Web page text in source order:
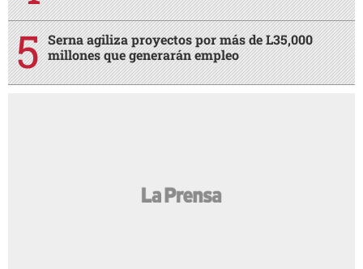
Serna agiliza proyectos por más de L35,000
millones que generarán empleo